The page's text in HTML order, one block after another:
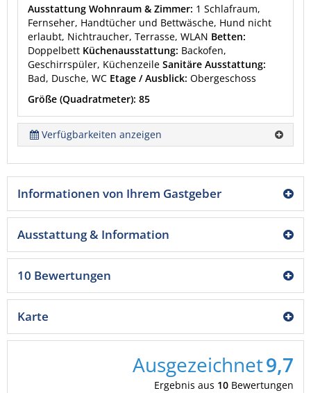
Ausstattung Wohnraum & Zimmer: 1 Schlafraum,
Fernseher, Handtücher und Bettwäsche, Hund nicht
erlaubt, Nichtraucher, Terrasse, WLAN Betten:
Doppelbett Küchenausstattung: Backofen,
Geschirrspüler, Küchenzeile Sanitäre Ausstattung:
Bad, Dusche, WC Etage / Ausblick: Obergeschoss
Größe (Quadratmeter): 85
Verfügbarkeiten anzeigen
Informationen von Ihrem Gastgeber
Ausstattung & Information
10 Bewertungen
Karte
Ausgezeichnet9,7
Ergebnis aus 10 Bewertungen